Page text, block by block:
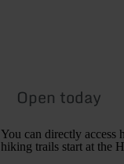
Open today
You can directly access
hiking trails start at the